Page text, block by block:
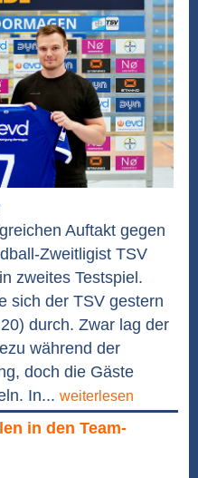
Auftakt gegen
Zweitligist TSV
zweites Testspiel.
sich der TSV gestern
durch. Zwar lag der
während der
doch die Gäste
In... weiterlesen
in den Team-